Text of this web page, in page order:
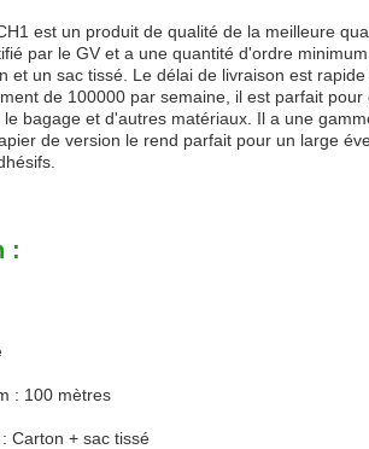
est un produit de qualité de la meilleure
par le GV et a une quantité d'ordre
et un sac tissé. Le délai de livraison est
de 100000 par semaine, il est parfait
bagage et d'autres matériaux. Il a une
de version le rend parfait pour un large
:
: 100 mètres
Carton + sac tissé